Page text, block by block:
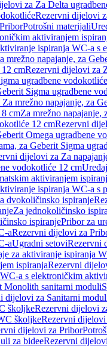
za Za Delta
Rezervni dijelovi
PriborPotrošni materijali
aktiviranjem
ispiranja WC-a s
mrežno napajanje, za
cmRezervni dijelovi za
ugradbene
Sigma ugradbene
mrežno napajanje, za
cmZa mrežno napajanje,
12 cmRezervni
Omega ugradbene
za Geberit Sigma
dijelovi za Za
vodokotliće 12 cm
aktiviranjem
ispiranja WC-a s
dvokoličinsko ispiranje
Za jednokoličinsko
ispiranjePribor za
aRezervni dijelovi za
aUgradni setoviRezervni
za aktiviranje ispiranja
ispiranjaRezervni
a s elektroničkim
Monolith sanitarni moduli
dijelovi za Sanitarni
školjkeRezervni dijelovi
školjkeRezervni dijelovi
dijelovi za Pribor
za bideeRezervni